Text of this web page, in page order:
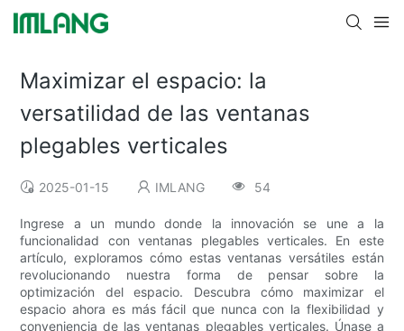
Maximizar el espacio: la
versatilidad de las ventanas
plegables verticales
2025-01-15 IMLANG 54
Ingrese a un mundo donde la innovación se une a la
funcionalidad con ventanas plegables verticales. En este
artículo, exploramos cómo estas ventanas versátiles están
revolucionando nuestra forma de pensar sobre la
optimización del espacio. Descubra cómo maximizar el
espacio ahora es más fácil que nunca con la flexibilidad y
conveniencia de las ventanas plegables verticales. Únase a